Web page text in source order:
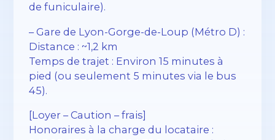
de funiculaire).
– Gare de Lyon-Gorge-de-Loup (Métro D) :
Distance : ~1,2 km
Temps de trajet : Environ 15 minutes à
pied (ou seulement 5 minutes via le bus
45).
[Loyer – Caution – frais]
Honoraires à la charge du locataire :